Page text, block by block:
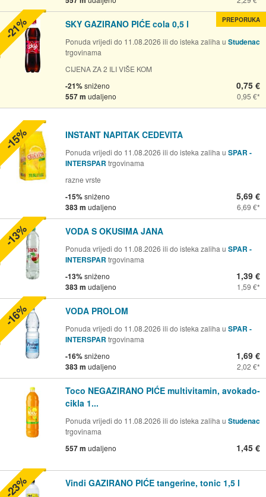
SKY GAZIRANO PIĆE cola 0,5 l
Ponuda vrijedi do 11.08.2026 ili do isteka zaliha u Studenac
trgovinama
CIJENA ZA 2 ILI VIŠE KOM
-21%sniženo
557 m udaljeno
0,75 €
0,95 €
PREPORUKA
-21%
INSTANT NAPITAK CEDEVITA
Ponuda vrijedi do 11.08.2026 ili do isteka zaliha u SPAR -
INTERSPAR trgovinama
razne vrste
-15%sniženo
383 m udaljeno
5,69 €
6,69 €
-15%
VODA S OKUSIMA JANA
Ponuda vrijedi do 11.08.2026 ili do isteka zaliha u SPAR -
INTERSPAR trgovinama
-13%sniženo
383 m udaljeno
1,39 €
1,59 €
-13%
VODA PROLOM
Ponuda vrijedi do 11.08.2026 ili do isteka zaliha u SPAR -
INTERSPAR trgovinama
-16%sniženo
383 m udaljeno
1,69 €
2,02 €
-16%
Toco NEGAZIRANO PIĆE multivitamin, avokado-
cikla 1...
Ponuda vrijedi do 11.08.2026 ili do isteka zaliha u Studenac
trgovinama
557 m udaljeno 1,45 €
Vindi GAZIRANO PIĆE tangerine, tonic 1,5 l
-23%